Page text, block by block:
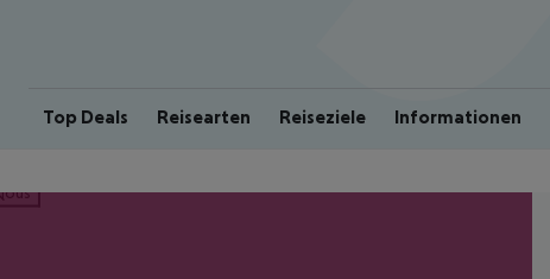
Top Deals Reisearten Reiseziele Informationen